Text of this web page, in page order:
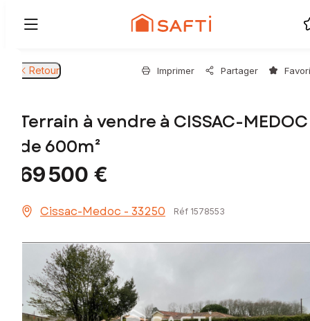
Retour Imprimer Partager
Terrain à vendre à CISSAC-MEDOC
de 600m²
69 500 €
Cissac-Medoc - 33250 Réf 1578553